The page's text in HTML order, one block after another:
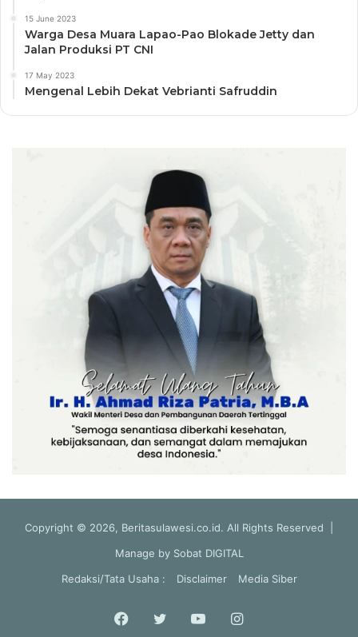
15 June 2023
Warga Desa Muara Lapao-Pao Blokade Jetty dan
Jalan Produksi PT CNI
17 May 2023
Mengenal Lebih Dekat Vebrianti Safruddin
Copyright © 2026, Beritasulawesi.co.id. All Rights Reserved |
Manage by Sobat DIGITAL
Redaksi/Tata Usaha :
Disclaimer Media Siber
Facebook
Twitter YouTubeInstagram